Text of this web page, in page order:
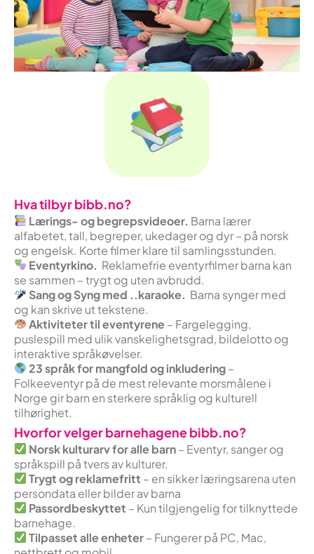
Hva tilbyr bibb.no?
Lærings- og begrepsvideoer. Barna lærer
alfabetet, tall, begreper, ukedager og dyr – på norsk
og engelsk. Korte filmer klare til samlingsstunden.
Eventyrkino. Reklamefrie eventyrfilmer barna kan
se sammen – trygt og uten avbrudd.
Sang og Syng med ..karaoke. Barna synger med
og kan skrive ut tekstene.
Aktiviteter til eventyrene – Fargelegging,
puslespill med ulik vanskelighetsgrad, bildelotto og
interaktive språkøvelser.
23 språk for mangfold og inkludering–
Folkeeventyr på de mest relevante morsmålene i
Norge gir barn en sterkere språklig og kulturell
tilhørighet.
Hvorfor velger barnehagene bibb.no?
Norsk kulturarv for alle barn– Eventyr, sanger og
språkspill på tvers av kulturer.
Trygt og reklamefritt – en sikker læringsarena uten
persondata eller bilder av barna
Passordbeskyttet – Kun tilgjengelig for tilknyttede
barnehage.
Tilpasset alle enheter– Fungerer på PC, Mac,